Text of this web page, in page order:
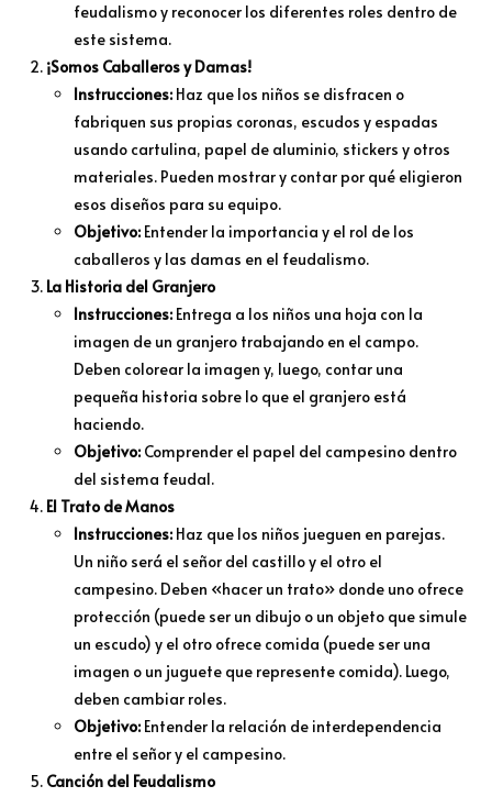
feudalismo y reconocer los diferentes roles dentro de
este sistema.
¡Somos Caballeros y Damas!
Instrucciones: Haz que los niños se disfracen o
fabriquen sus propias coronas, escudos y espadas
usando cartulina, papel de aluminio, stickers y otros
materiales. Pueden mostrar y contar por qué eligieron
esos diseños para su equipo.
Objetivo: Entender la importancia y el rol de los
caballeros y las damas en el feudalismo.
La Historia del Granjero
Instrucciones: Entrega a los niños una hoja con la
imagen de un granjero trabajando en el campo.
Deben colorear la imagen y, luego, contar una
pequeña historia sobre lo que el granjero está
haciendo.
Objetivo: Comprender el papel del campesino dentro
del sistema feudal.
El Trato de Manos
Instrucciones: Haz que los niños jueguen en parejas.
Un niño será el señor del castillo y el otro el
campesino. Deben «hacer un trato» donde uno ofrece
protección (puede ser un dibujo o un objeto que simule
un escudo) y el otro ofrece comida (puede ser una
imagen o un juguete que represente comida). Luego,
deben cambiar roles.
Objetivo: Entender la relación de interdependencia
entre el señor y el campesino.
Canción del Feudalismo